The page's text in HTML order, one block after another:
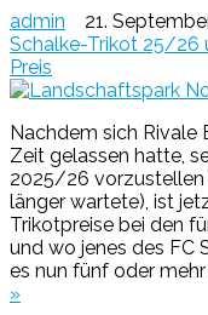
admin 21.
Schalke-Trikot 25/26
Preis
Nachdem sich Rivale
Zeit gelassen hatte,
2025/26
länger wartete), ist
Trikotpreise bei den
und wo jenes des FC
es nun fünf oder
»